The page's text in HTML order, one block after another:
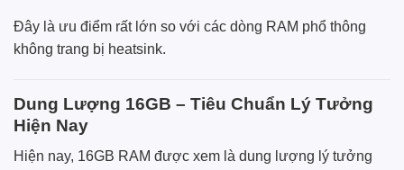
Đây là ưu điểm rất lớn so với các dòng RAM phổ thông
không trang bị heatsink.
Dung Lượng 16GB – Tiêu Chuẩn Lý Tưởng
Hiện Nay
Hiện nay, 16GB RAM được xem là dung lượng lý tưởng